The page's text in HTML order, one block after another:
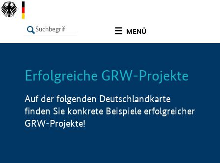
MENÜ
LISTE Info
Erfolgreiche GRW-Projekte
Auf der folgenden Deutschlandkarte
finden Sie konkrete Beispiele erfolgreicher
GRW-Projekte!